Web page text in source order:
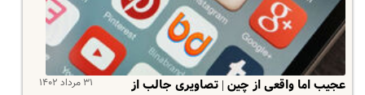
۳۱ مرداد ۱۴۰۲
عجیب اما واقعی از چین | تصاویری جالب از